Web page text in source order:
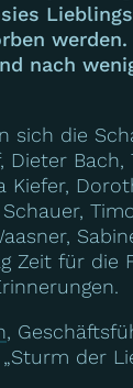
nach
sich die
Dieter Bach,
Kiefer,
Zeit für die
,
der